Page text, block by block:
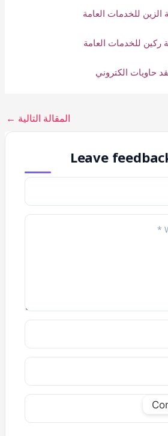
للخدمات العامة
ركين للخدمات العامة
حاويات الكتروني
المقالة التالية ←
Leave